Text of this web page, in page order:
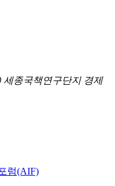
세종국책연구단지 경제
럼(AIF)